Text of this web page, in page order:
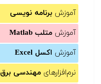
آموزش برنامه نویسی
آموزش متلب Matlab
آموزش اکسل Excel
نرم‌افزارهای مهندسی برق